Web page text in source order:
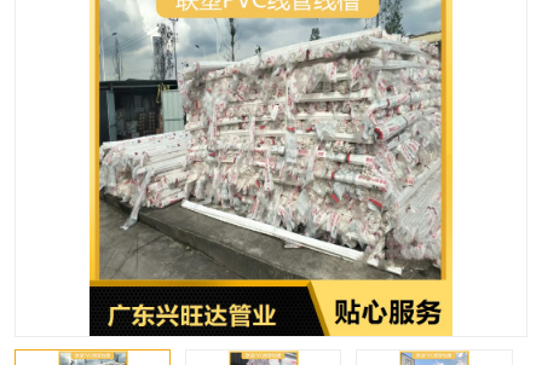
UPVC电力通讯管 MPP电力通信管
联塑PVC管 联塑PPR管
联塑PE管 联塑家装红蓝线管